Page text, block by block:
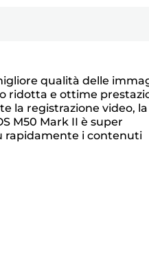
qualità delle
ridotta e ottime
la registrazione video, la
M50 Mark II è super
rapidamente i contenuti